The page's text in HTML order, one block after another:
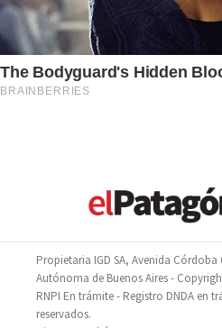
Propietaria IGD SA, Avenida Córdoba
Autónoma de Buenos Aires -
RNPI En trámite - Registro DNDA en
reservados.